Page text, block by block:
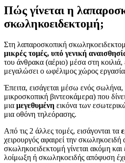
Πώς γίνεται η
σκωληκοειδεκτομή;
Στη λαπαροσκοπική
μικρές τομές, υπό γενική
του άνθρακα (αέριο) μέσα στη κοιλιά,
μεγαλώσει ο ωφέλιμος χώρος
Έπειτα, εισάγεται μέσω ενός σωλήνα,
μικροσκοπική βιντεοκάμερα) που
μια μεγεθυμένη εικόνα των
μια οθόνη τηλεόρασης.
Από τις 2 άλλες τομές, εισάγονται τα
χειρουργός αφαιρεί την
σκωληκοειδεκτομή γίνεται ακόμη
λοίμωξη ή σκωληκοειδής απόφυση